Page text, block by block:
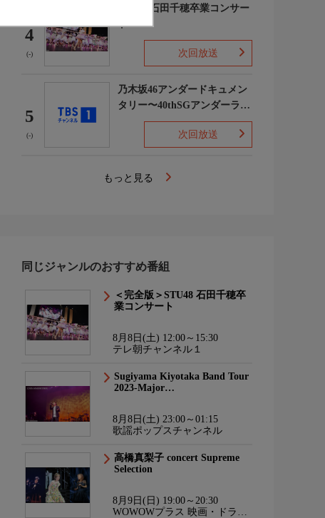
4
(-)
STU48 石田千穂卒業コンサー
ト
次回放送
5
(-)
乃木坂46アンダードキュメン
タリー〜40thSGアンダーライ
ブ舞台裏〜
次回放送
もっと見る
同じジャンルのおすすめ番組
＜完全版＞STU48 石田千穂卒
業コンサート
8月8日(土) 12:00～15:30
テレ朝チャンネル１
Sugiyama Kiyotaka Band Tour
2023-Major…
8月8日(土) 23:00～01:15
歌謡ポップスチャンネル
高橋真梨子 concert Supreme
Selection
8月9日(日) 19:00～20:30
WOWOWプラス 映画・ドラ